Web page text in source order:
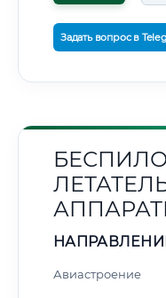
Задать вопрос в
Авиастроение